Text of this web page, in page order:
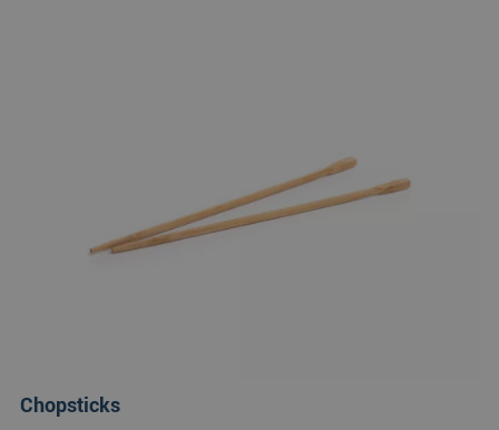
Chopsticks